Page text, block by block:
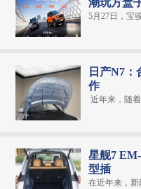
5月27日，宝
日产N7
作
近年来，随
星舰7
型插
在近年来，